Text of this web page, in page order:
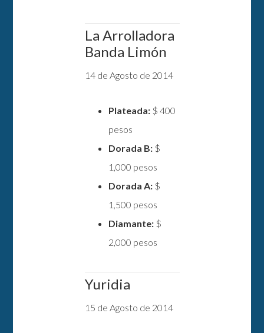
La Arrolladora
Banda Limón
14 de Agosto de 2014
Plateada:$ 400
pesos
Dorada B:$
1,000 pesos
Dorada A:$
1,500 pesos
Diamante:$
2,000 pesos
Yuridia
15 de Agosto de 2014